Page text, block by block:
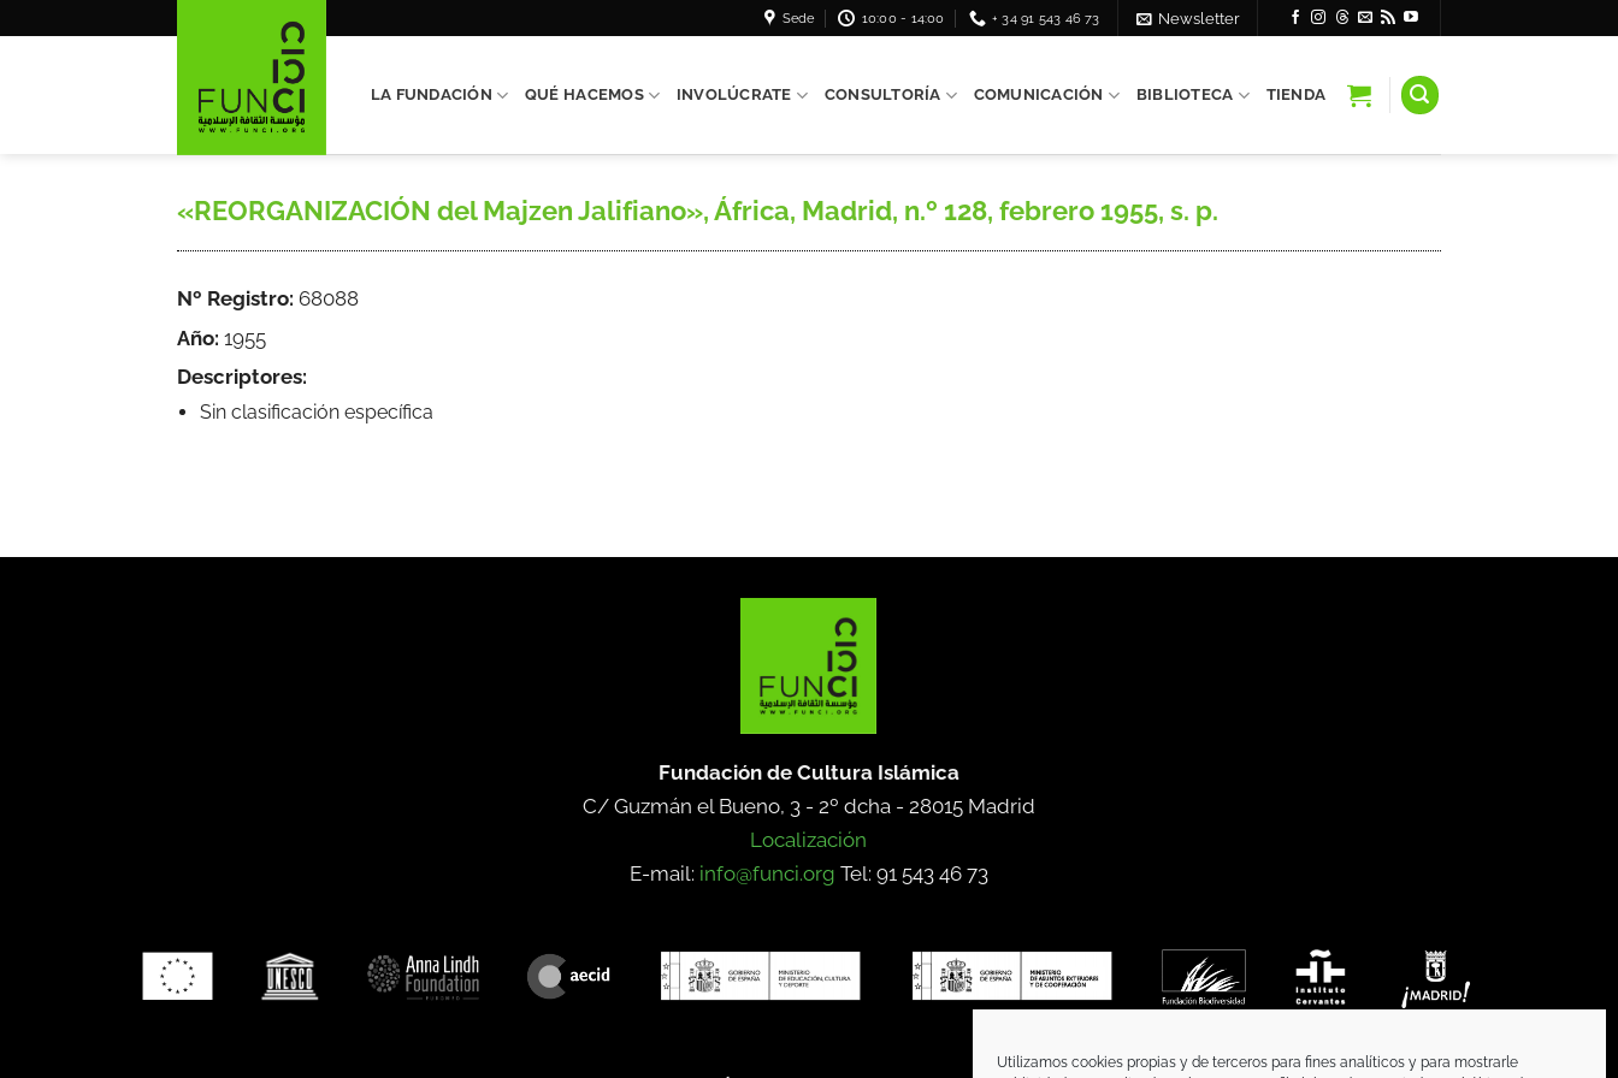
Utilizamos cookies propias y de terceros para fines analíticos y para mostrarle
Sede 10:00 - 14:00 + 34 91 543 46 73 Newsletter
LA FUNDACIÓN QUÉ HACEMOS INVOLÚCRATE CONSULTORÍA COMUNICACIÓN BIBLIOTECA TIENDA
«REORGANIZACIÓN del Majzen Jalifiano», África, Madrid, n.º 128, febrero 1955, s. p.
Nº Registro: 68088
Año: 1955
Descriptores:
Sin clasificación específica
Fundación de Cultura Islámica
C/ Guzmán el Bueno, 3 - 2º dcha - 28015 Madrid
Localización
E-mail: info@funci.org Tel: 91 543 46 73